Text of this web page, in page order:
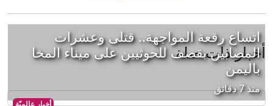
أخبار ذات صلة
أخبار عالميّة
اتساع رقعة المواجهة.. قتلى وعشرات
المصابين بقصف للحوثيين على ميناء المخا
باليمن
منذ 7 دقائق